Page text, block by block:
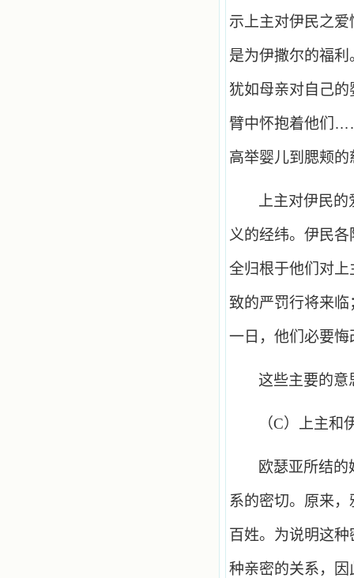
示上主对伊民之
是为伊撒尔的福
犹如母亲对自己
臂中怀抱着他们
高举婴儿到腮颊
上主对伊民
义的经纬。伊民
全归根于他们对
致的严罚行将来
一日，他们必要
这些主要的意
（C）上主和
欧瑟亚所结
系的密切。原来
百姓。为说明这
种亲密的关系，